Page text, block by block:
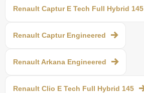
Renault Captur E Tech Full Hybrid 145
Renault Captur Engineered
Renault Arkana Engineered
Renault Clio E Tech Full Hybrid 145